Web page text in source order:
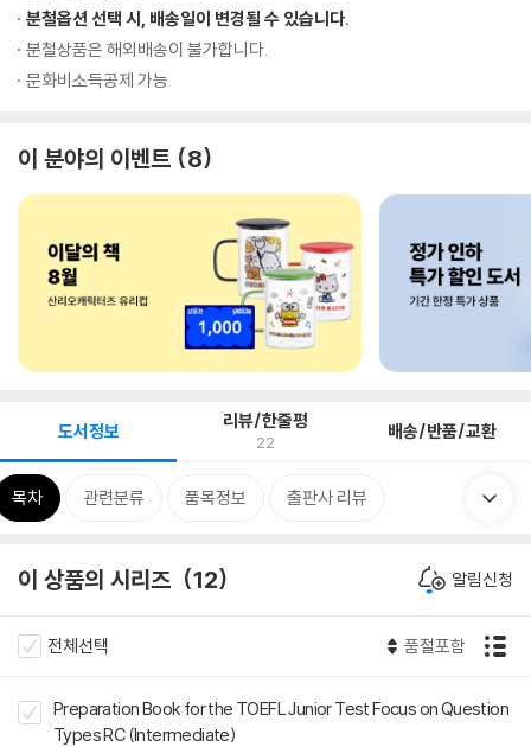
분철옵션 선택 시, 배송일이 변경될 수 있습니다.
분철상품은 해외배송이 불가합니다.
문화비소득공제 가능
이 분야의 이벤트 8
도서정보 리뷰/한줄평
22 배송/반품/교환
목차 관련분류 품목정보 출판사 리뷰
이 상품의 시리즈 12 알림신청
전체선택 품절포함
Preparation Book for the TOEFL Junior Test Focus on Question
Types RC (Intermediate)